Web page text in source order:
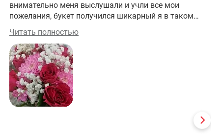
внимательно меня выслушали и учли все мои
пожелания, букет получился шикарный я в таком
восторге спасибо вам большое.
Читать полностью